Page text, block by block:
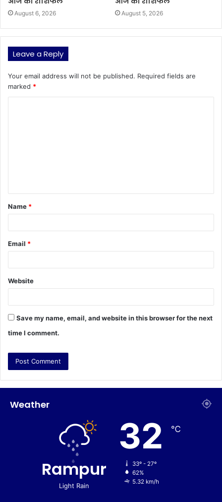
August 6, 2026 August 5, 2026
Leave a Reply
Your email address will not be published. Required fields are
marked *
t
*
Name *
Email *
Website
Save my name, email, and website in this browser for the next
time I comment.
Weather
Rampur
Light Rain
32 ℃
33º - 27º
62%
5.32 km/h